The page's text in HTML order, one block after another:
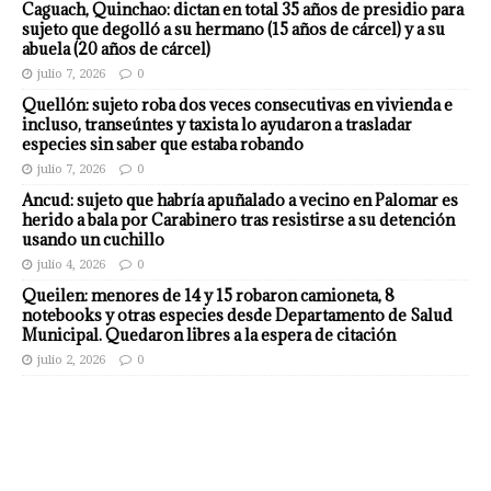
Caguach, Quinchao: dictan en total 35 años de presidio para
sujeto que degolló a su hermano (15 años de cárcel) y a su
abuela (20 años de cárcel)
julio 7, 2026 0
Quellón: sujeto roba dos veces consecutivas en vivienda e
incluso, transeúntes y taxista lo ayudaron a trasladar
especies sin saber que estaba robando
julio 7, 2026 0
Ancud: sujeto que habría apuñalado a vecino en Palomar es
herido a bala por Carabinero tras resistirse a su detención
usando un cuchillo
julio 4, 2026 0
Queilen: menores de 14 y 15 robaron camioneta, 8
notebooks y otras especies desde Departamento de Salud
Municipal. Quedaron libres a la espera de citación
julio 2, 2026 0